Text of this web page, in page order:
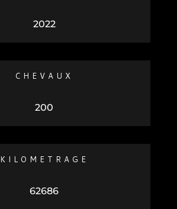
2022
CHEVAUX
200
KILOMETRAGE
62686